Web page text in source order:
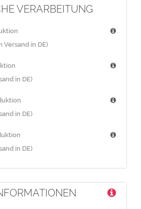
VERARBEITUNG
Versand in DE)
in DE)
in DE)
in DE)